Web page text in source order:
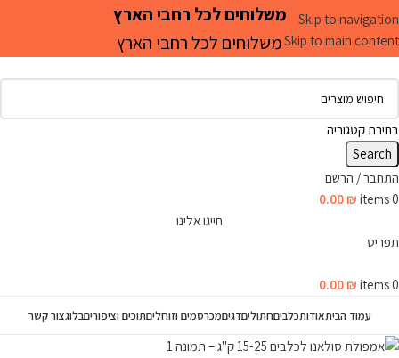
Skip to navigation
Skip to main content
משלוחים לכל רחבי הארץ
משלוחים לכל רחבי הארץ
בחירת קטגוריה
Search
התחבר / הרשם
0
items
0.00 ₪
חייגו אלינו
תפריט
0
items
0.00 ₪
עמוד הביתאודותכלביםחתוליםדגיםמכרסמים וזוחליםתוכים וציפוריםבלוגצור קשר